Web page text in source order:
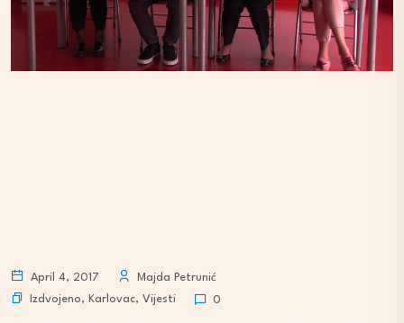
April 4, 2017
Majda Petrunić
Izdvojeno, Karlovac, Vijesti 0